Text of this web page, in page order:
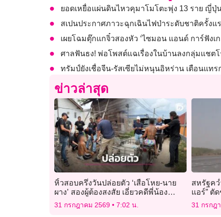
ยอดเหยื่อแผ่นดินไหวคุมาโมโตะพุ่ง 13 ราย ญี่ปุ่
สเปนประกาศภาวะฉุกเฉินไฟป่าระดับชาติครั้ง
เผยโฉมตุ๊กแกจิ๋วสองหัว ‘ไซมอน แอนด์ การ์ฟังเ
ศาลฟันธง! พ่อโพสต์แฉเรื่องในบ้านลงกลุ่มแชตโ
ทรัมป์ยังเชื่อจีน-รัสเซียไม่หนุนอิหร่าน เตือนแท
ข่าวล่าสุด
หิ้วสอบครึ่งวันปล่อยตัว ‘เสือโหย-นาย
ผาง’ สองผู้ต้องสงสัย เอี่ยวคดีพี่น้อง
รัสเซียหายตัว
31 กรกฎาคม 2569 7:02 น.
สหรัฐค
แอร์” ตั
อิหร่าน
31 กรกฎ